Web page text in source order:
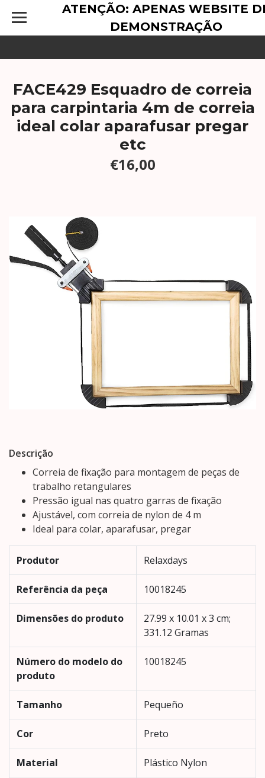
ATENÇÃO: APENAS WEBSITE
DEMONSTRAÇÃO
FACE429 Esquadro de correia
para carpintaria 4m de correia
ideal colar aparafusar pregar
etc
€16,00
Descrição
Correia de fixação para montagem de peças de
trabalho retangulares
Pressão igual nas quatro garras de fixação
Ajustável, com correia de nylon de 4 m
Ideal para colar, aparafusar, pregar
Produtor ‎Relaxdays
Referência da peça ‎10018245
Dimensões do produto
‎27.99 x 10.01 x 3 cm;
331.12 Gramas
Número do modelo do
produto
‎10018245
Tamanho ‎Pequeño
Cor ‎Preto
Material ‎Plástico Nylon